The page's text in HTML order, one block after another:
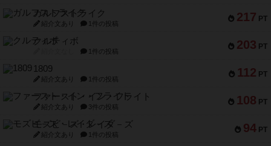
217 PT
ガルフストライク
紹介文あり 1件の投稿
203 PT
クルティボ
1件の投稿
112 PT
1809
紹介文あり 1件の投稿
108 PT
ファースト・イン・フライト
紹介文あり 3件の投稿
94 PT
モズビ－ズ・レイダ－ズ
紹介文あり 1件の投稿